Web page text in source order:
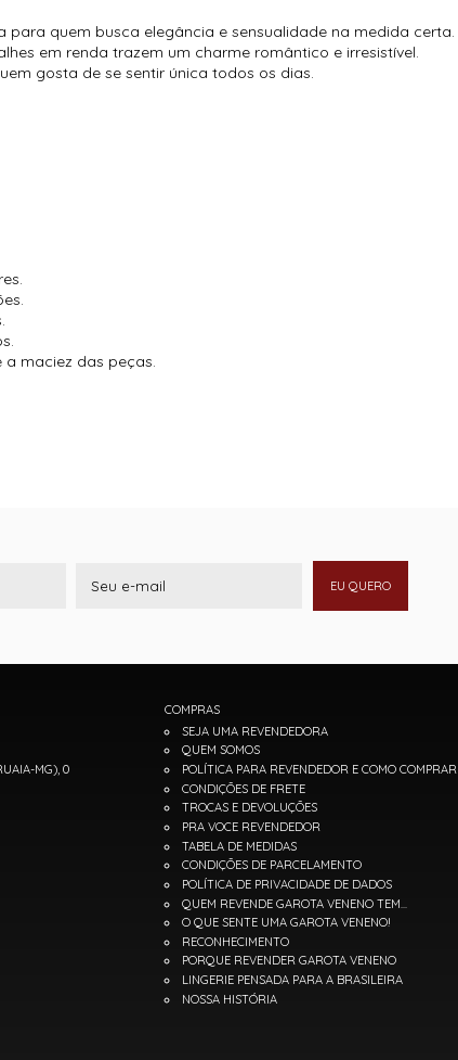
quem busca elegância e sensualidade na medida certa.
em renda trazem um charme romântico e irresistível.
gosta de se sentir única todos os dias.
maciez das peças.
EU QUERO
MG), 0
COMPRAS
SEJA UMA REVENDEDORA
QUEM SOMOS
POLÍTICA PARA REVENDEDOR E COMO COMPRAR
CONDIÇÕES DE FRETE
TROCAS E DEVOLUÇÕES
PRA VOCE REVENDEDOR
TABELA DE MEDIDAS
CONDIÇÕES DE PARCELAMENTO
POLÍTICA DE PRIVACIDADE DE DADOS
QUEM REVENDE GAROTA VENENO TEM...
O QUE SENTE UMA GAROTA VENENO!
RECONHECIMENTO
PORQUE REVENDER GAROTA VENENO
LINGERIE PENSADA PARA A BRASILEIRA
NOSSA HISTÓRIA